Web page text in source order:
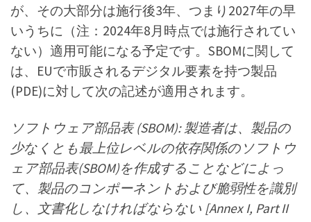
が、その大部分は施行後3年、つまり2027年の早
いうちに（注：2024年8月時点では施行されてい
ない）適用可能になる予定です。SBOMに関して
は、EUで市販されるデジタル要素を持つ製品
(PDE)に対して次の記述が適用されます。
ソフトウェア部品表 (SBOM): 製造者は、製品の
少なくとも最上位レベルの依存関係のソフトウ
ェア部品表(SBOM)を作成することなどによっ
て、製品のコンポーネントおよび脆弱性を識別
し、文書化しなければならない [Annex I, Part II